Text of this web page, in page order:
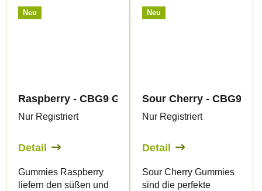
Neu
Raspberry - CBG9 Gummies - Canapuff
Nur Registriert
Detail
Gummies Raspberry
liefern den süßen und
Neu
Sour Cherry - CBG9
Nur Registriert
Detail
Sour Cherry Gummies
sind die perfekte